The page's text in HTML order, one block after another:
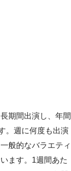
期間出演し、年間
。週に何度も出演
般的なバラエティ
ます。1週間あた